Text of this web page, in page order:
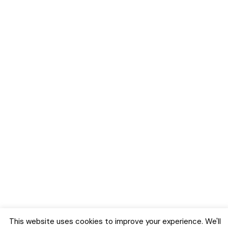
This website uses cookies to improve your experience. We'll